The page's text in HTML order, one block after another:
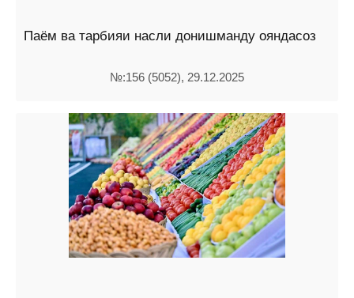
Паём ва тарбияи насли донишманду ояндасоз
№:156 (5052), 29.12.2025